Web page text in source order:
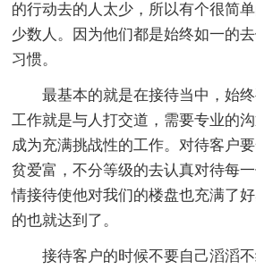
的行动去的人太少，所以有个很简
少数人。因为他们都是始终如一的
习惯。
最基本的就是在接待当中，始
工作就是与人打交道，需要专业的
成为充满挑战性的工作。对待客户
贫爱富，不分等级的去认真对待每
情接待使他对我们的楼盘也充满了
的也就达到了。
接待客户的时候不要自己滔滔